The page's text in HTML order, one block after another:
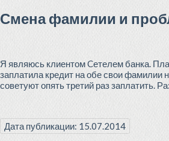
Смена фамилии и
Я являюсь клиентом Cетелем банка.
заплатила кредит на обе свои фамилии
советуют опять третий раз заплатить.
Дата публикации: 15.07.2014